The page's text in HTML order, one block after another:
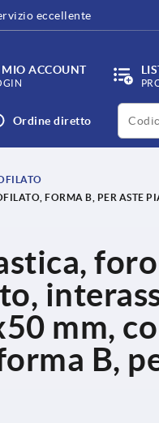
eccellente
MIO ACCOUNT
Ordine diretto
FORMA B, PER ASTE
mm,
B,